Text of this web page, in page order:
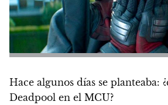
Hace algunos días se planteaba: ¿
Deadpool en el MCU?